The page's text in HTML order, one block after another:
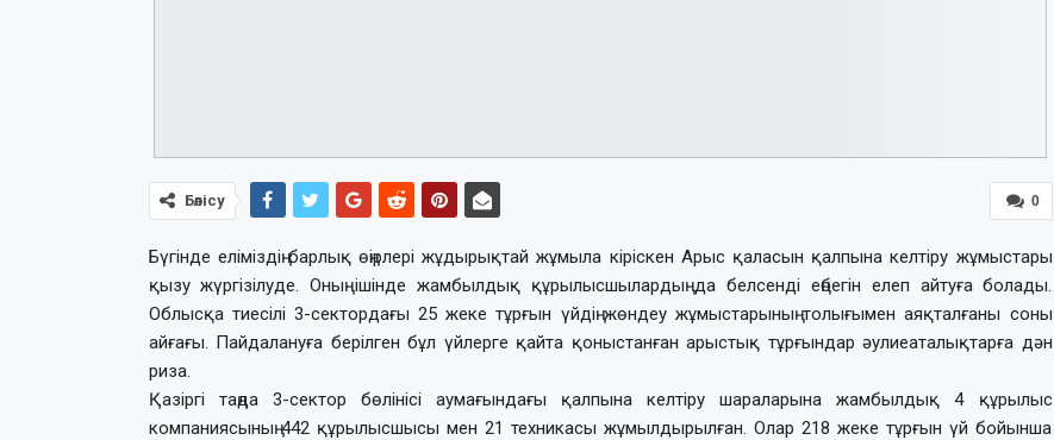
0
Бөлісу
Бүгінде еліміздің барлық өңірлері жұдырықтай жұмыла кіріскен Арыс қаласын қалпына келтіру жұмыстары
қызу жүргізілуде. Оның ішінде жамбылдық құрылысшылардың да белсенді еңбегін елеп айтуға болады.
Облысқа тиесілі 3-сектордағы 25 жеке тұрғын үйдің жөндеу жұмыстарының толығымен аяқталғаны соның
айғағы. Пайдалануға берілген бұл үйлерге қайта қоныстанған арыстық тұрғындар әулиеаталықтарға дән
риза.
Қазіргі таңда 3-сектор бөлінісі аумағындағы қалпына келтіру шараларына жамбылдық 4 құрылыс
компаниясының 442 құрылысшысы мен 21 теxникасы жұмылдырылған. Олар 218 жеке тұрғын үй бойынша